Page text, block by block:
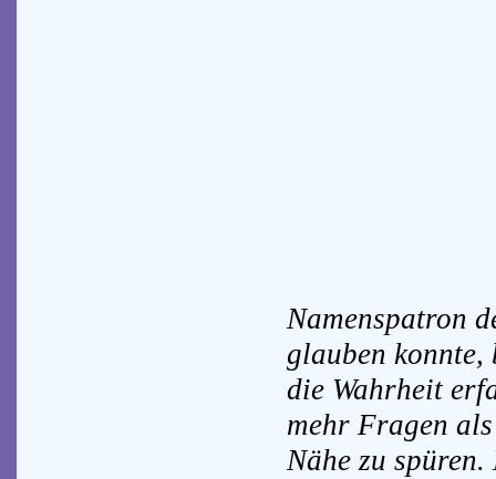
Namenspatron
glauben konnte,
die Wahrheit
mehr Fragen
Nähe zu